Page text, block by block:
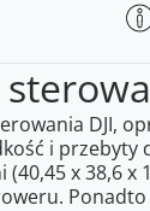
DJI,
i
x 38,6